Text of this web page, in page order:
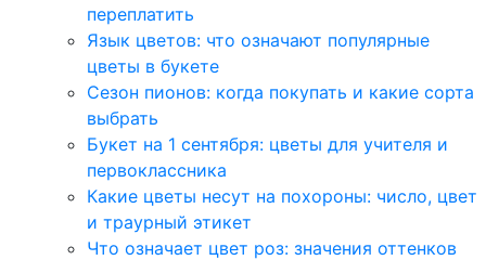
переплатить
Язык цветов: что означают популярные
цветы в букете
Сезон пионов: когда покупать и какие сорта
выбрать
Букет на 1 сентября: цветы для учителя и
первоклассника
Какие цветы несут на похороны: число, цвет
и траурный этикет
Что означает цвет роз: значения оттенков